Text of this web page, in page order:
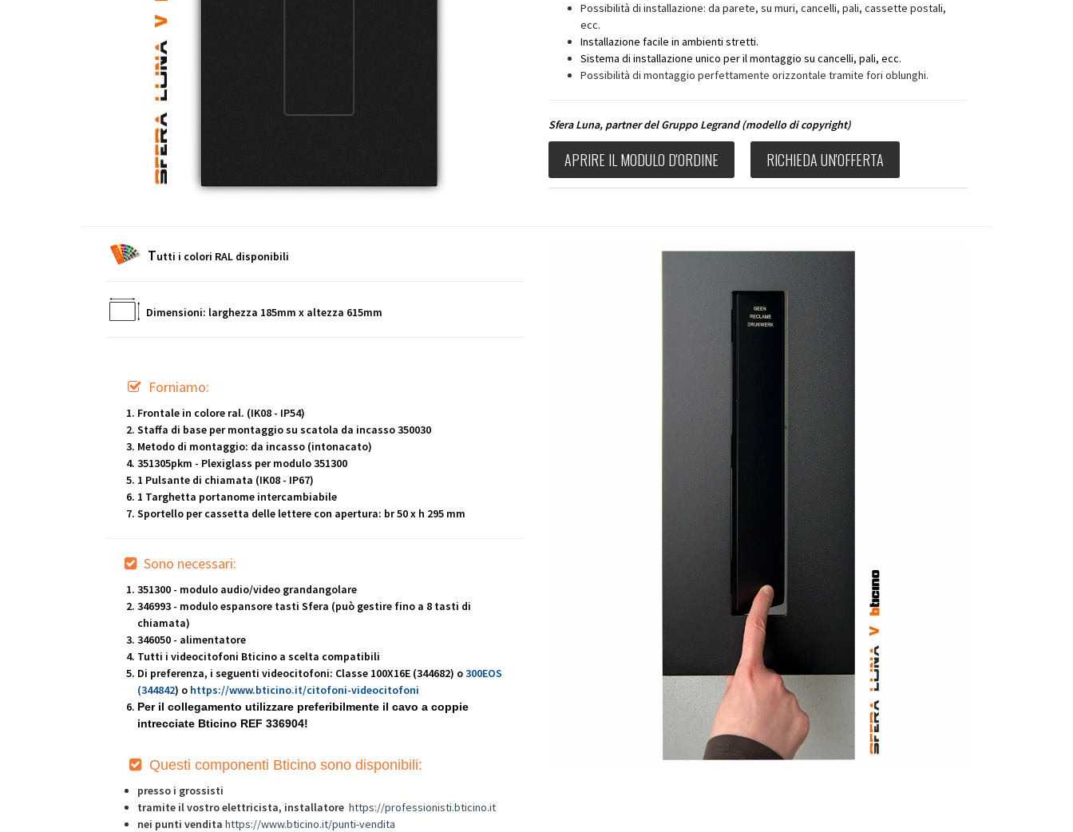
Possibilità di installazione: da parete, su muri, cancelli, pali, cassette postali,
ecc.
Installazione facile in ambienti stretti.
Sistema di installazione unico per il montaggio su cancelli, pali, ecc.
Possibilità di montaggio perfettamente orizzontale tramite fori oblunghi.
Sfera Luna, partner del Gruppo Legrand(modello di copyright)
APRIRE IL MODULO D'ORDINE RICHIEDA UN'OFFERTA
Tutti i colori RAL disponibili
Dimensioni: larghezza 185mm x altezza 615mm
Forniamo:
Frontale in colore ral. (IK08 - IP54)
Staffa di base per montaggio su scatola da incasso 350030
Metodo di montaggio: da incasso (intonacato)
351305pkm - Plexiglass per modulo 351300
1 Pulsante di chiamata (IK08 - IP67)
1 Targhetta portanome intercambiabile
Sportello per cassetta delle lettere con apertura: br 50 x h 295 mm
Sono necessari:
351300 - modulo audio/video grandangolare
346993 - modulo espansore tasti Sfera (può gestire fino a 8 tasti di
chiamata)
346050 - alimentatore
Tutti i videocitofoni Bticino a scelta compatibili
Di preferenza, i seguenti videocitofoni: Classe 100X16E (344682) o300EOS
(344842) o https://www.bticino.it/citofoni-videocitofoni
Per il collegamento utilizzare preferibilmente il cavo a coppie
intrecciate Bticino REF 336904!
Questi componenti Bticino sono disponibili:
presso i grossisti
tramite il vostro elettricista, installatore https://professionisti.bticino.it
nei punti vendita https://www.bticino.it/punti-vendita